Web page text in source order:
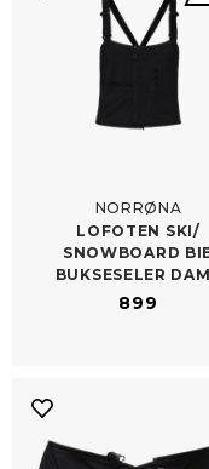
NORRØNA
LOFOTEN SKI/​
SNOWBOARD
BUKSESELER
899